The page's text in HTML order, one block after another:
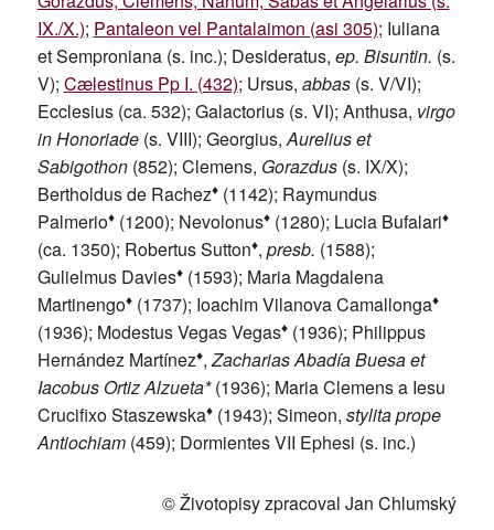
IX./X.); Pantaleon vel Pantalaimon (asi 305); Iuliana
et Semproniana (s. inc.); Desideratus, ep. Bisuntin. (s.
V); Cælestinus Pp I. (432); Ursus, abbas(s. V/VI);
Ecclesius (ca. 532); Galactorius (s. VI); Anthusa, virgo
in Honoriade(s. VIII); Georgius, Aurelius et
Sabigothon(852); Clemens, Gorazdus(s. IX/X);
Bertholdus de Rachez♦(1142); Raymundus
Palmerio♦(1200); Nevolonus♦(1280); Lucia Bufalari♦
(ca. 1350); Robertus Sutton♦, presb. (1588);
Gulielmus Davies♦(1593); Maria Magdalena
Martinengo♦(1737); Ioachim Vilanova Camallonga♦
(1936); Modestus Vegas Vegas♦(1936); Philippus
Hernández Martínez♦, Zacharias Abadía Buesa et
Iacobus Ortiz Alzueta*(1936); Maria Clemens a Iesu
Crucifixo Staszewska♦(1943); Simeon, stylita prope
Antiochiam(459); Dormientes VII Ephesi (s. inc.)
© Životopisy zpracoval Jan Chlumský